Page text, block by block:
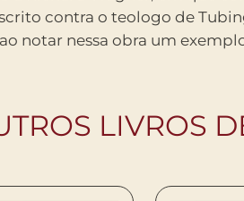
contra o teologo de
notar nessa obra um
especificas, tendo em
LIVROS